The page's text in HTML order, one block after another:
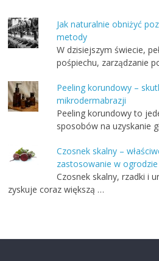
Jak naturalnie obniżyć
metody
W dzisiejszym świecie,
pośpiechu, zarządzanie
Peeling korundowy –
mikrodermabrazji
Peeling korundowy to
sposobów na uzyskanie
Czosnek skalny –
zastosowanie w ogrodzie
Czosnek skalny, rzadki i
zyskuje coraz większą …